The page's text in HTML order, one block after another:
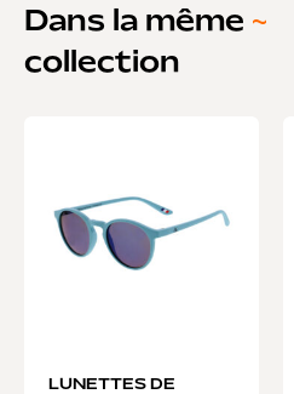
Dans la même ~
collection
LUNETTES DE